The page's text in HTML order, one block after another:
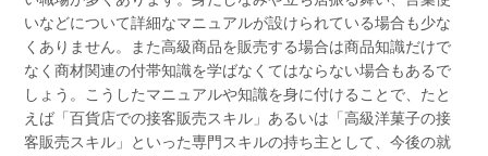
いなどについて詳細なマニュアルが設けられている場合も少な
くありません。また高級商品を販売する場合は商品知識だけで
なく商材関連の付帯知識を学ばなくてはならない場合もあるで
しょう。こうしたマニュアルや知識を身に付けることで、たと
えば「百貨店での接客販売スキル」あるいは「高級洋菓子の接
客販売スキル」といった専門スキルの持ち主として、今後の就